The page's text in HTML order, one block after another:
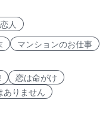
恋人
マンションのお仕事
恋は命がけ
ありません